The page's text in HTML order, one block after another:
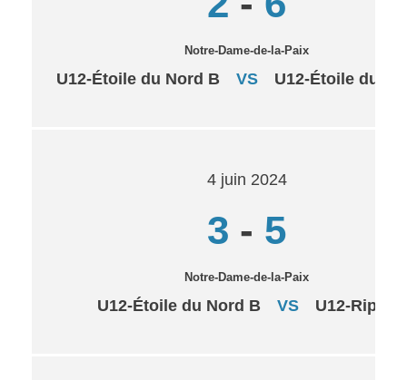
Notre-Dame-de-la-Paix
U12-Étoile du Nord B VS U12-Étoile du
4 juin 2024
3 - 5
Notre-Dame-de-la-Paix
U12-Étoile du Nord B VS U12-Ripon